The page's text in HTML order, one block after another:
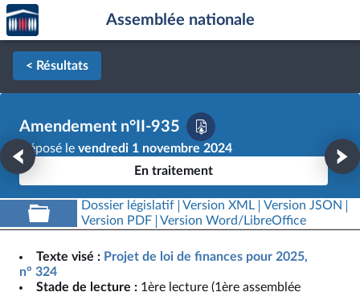
Aller au contenu
Aller en bas de la page
Accèder
à la
page
d'accueil
Assemblée nationale
< Résultats
Amendement n°II-935
Déposé le vendredi 1 novembre 2024
En traitement
Dossier législatif Version XML
Version JSON
Version PDF
Version Word/LibreOffice
Texte visé : Projet de loi de finances pour 2025,
n° 324
Stade de lecture : 1ère lecture (1ère assemblée